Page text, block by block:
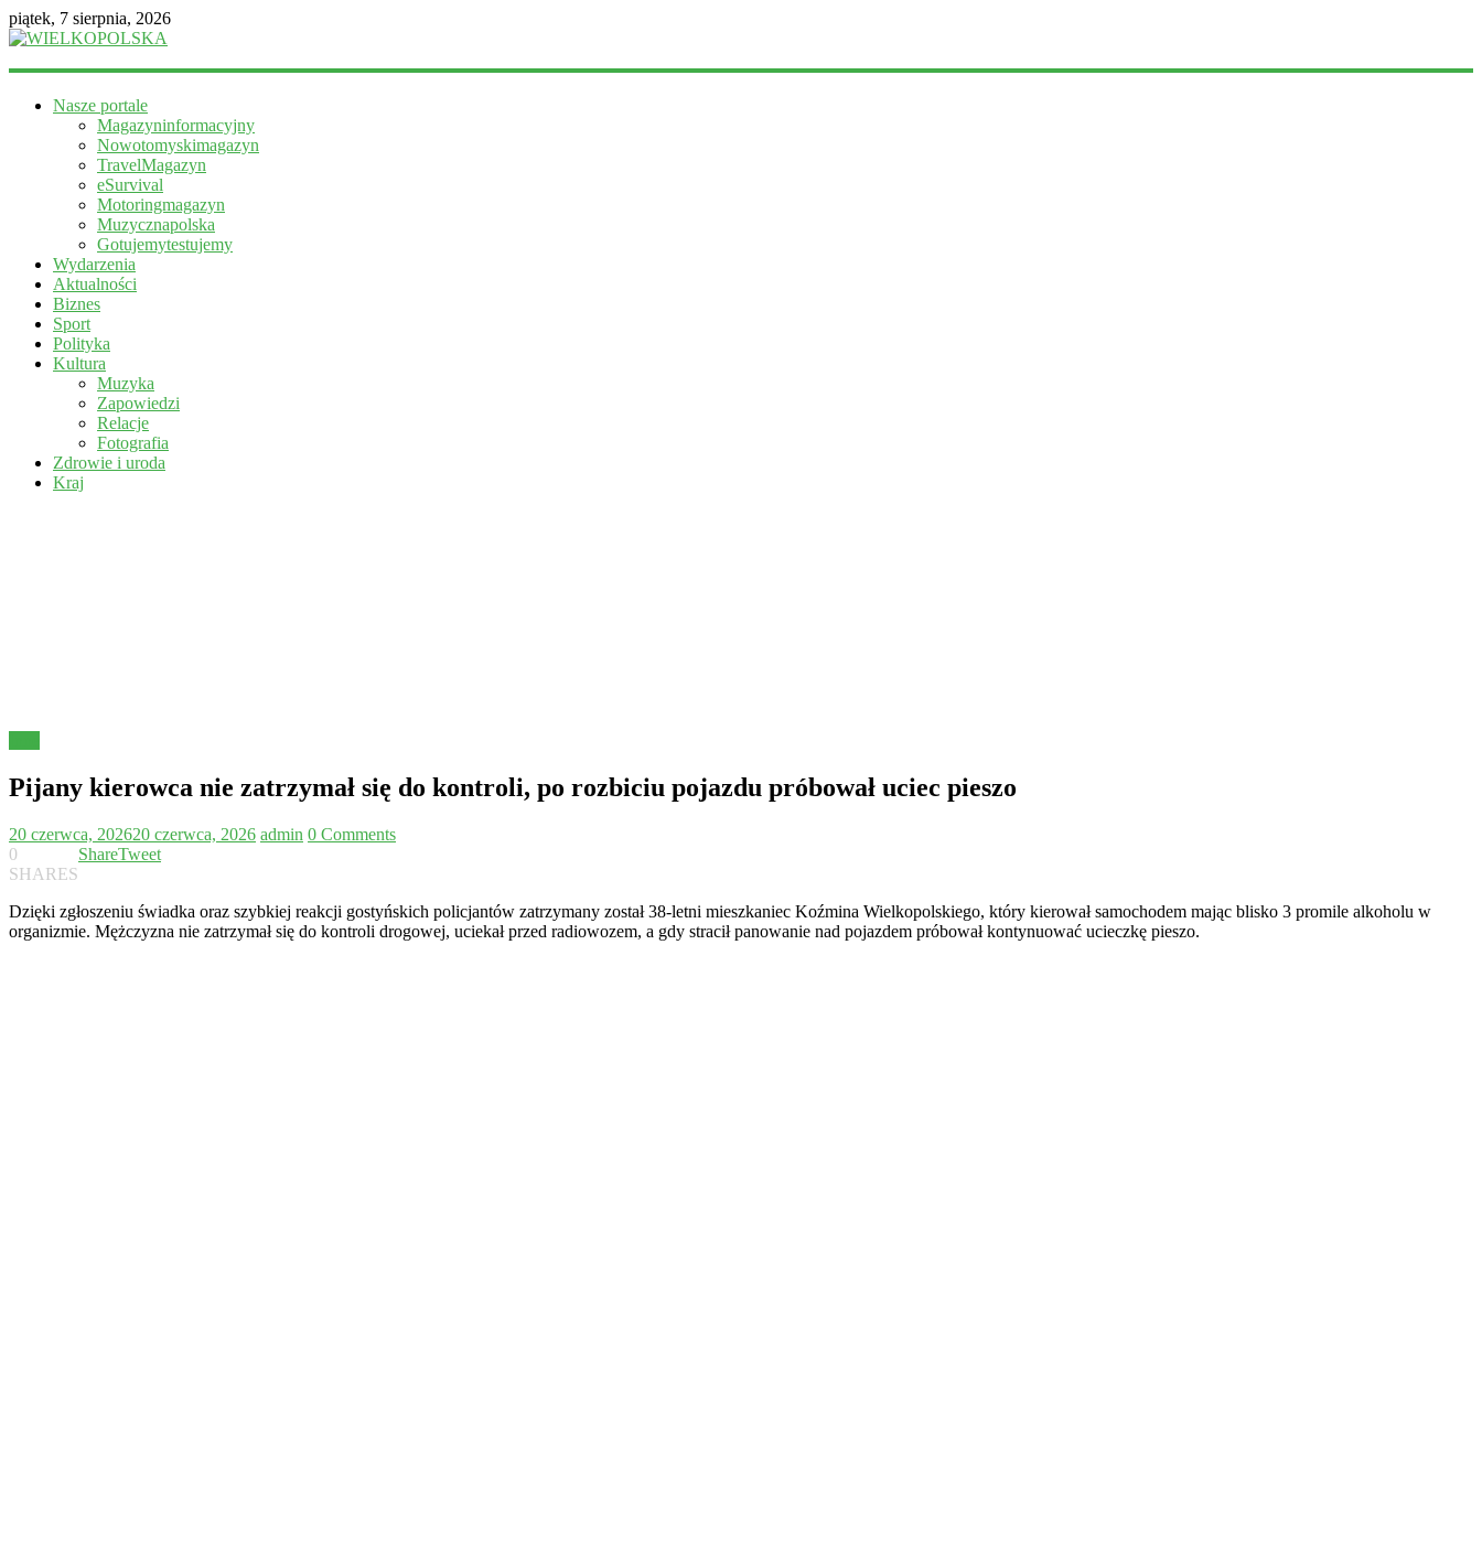
piątek, 7 sierpnia, 2026
WIELKOPOLSKA
informacyjny
Nasze portale
Magazyninformacyjny
Nowotomyskimagazyn
TravelMagazyn
eSurvival
Motoringmagazyn
Muzycznapolska
Gotujemytestujemy
Wydarzenia
Aktualności
Biznes
Sport
Polityka
Kultura
Muzyka
Zapowiedzi
Relacje
Fotografia
Zdrowie i uroda
Kraj
Pijany kierowca nie zatrzymał się do kontroli, po rozbiciu pojazdu próbował uciec pieszo
20 czerwca, 202620 czerwca, 2026 admin 0 Comments
0
SHARES
ShareTweet
Dzięki zgłoszeniu świadka oraz szybkiej reakcji gostyńskich policjantów zatrzymany został 38-letni mieszkaniec Koźmina Wielkopolskiego, który kierował samochodem mając blisko 3 promile alkoholu w
organizmie. Mężczyzna nie zatrzymał się do kontroli drogowej, uciekał przed radiowozem, a gdy stracił panowanie nad pojazdem próbował kontynuować ucieczkę pieszo.